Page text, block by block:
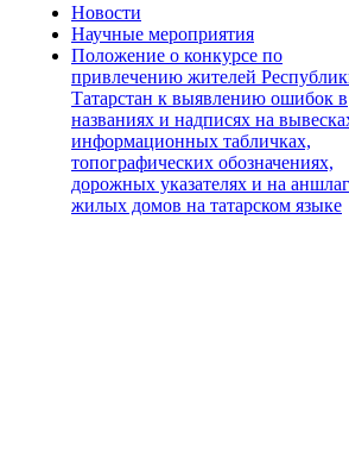
Новости
Научные мероприятия
Положение о конкурсе по
привлечению жителей
Татарстан к выявлению ошибок в
названиях и надписях на
информационных табличках,
топографических обозначениях,
дорожных указателях и на
жилых домов на татарском языке